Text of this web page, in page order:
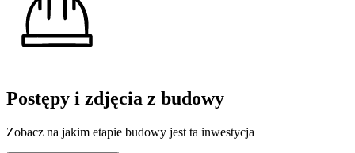
Postępy i zdjęcia z budowy
Zobacz na jakim etapie budowy jest ta inwestycja